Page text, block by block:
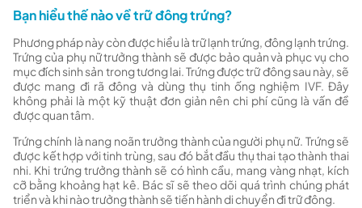
Bạn hiểu thế nào về trữ đông trứng?
Phương pháp này còn được hiểu là trữ lạnh trứng, đông lạnh trứng.
Trứng của phụ nữ trưởng thành sẽ được bảo quản và phục vụ cho
mục đích sinh sản trong tương lai. Trứng được trữ đông sau này, sẽ
được mang đi rã đông và dùng thụ tinh ống nghiệm IVF. Đây
không phải là một kỹ thuật đơn giản nên chi phí cũng là vấn đề
được quan tâm.
Trứng chính là nang noãn trưởng thành của người phụ nữ. Trứng sẽ
được kết hợp với tinh trùng, sau đó bắt đầu thụ thai tạo thành thai
nhi. Khi trứng trưởng thành sẽ có hình cầu, mang vàng nhạt, kích
cỡ bằng khoảng hạt kê. Bác sĩ sẽ theo dõi quá trình chúng phát
triển và khi nào trưởng thành sẽ tiến hành di chuyển đi trữ đông.